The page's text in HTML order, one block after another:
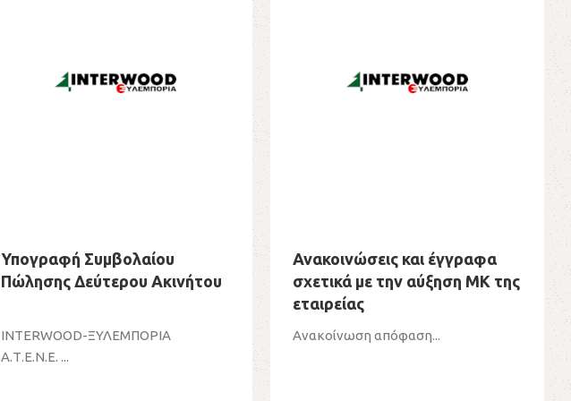
Υπογραφή Συμβολαίου
Πώλησης Δεύτερου Ακινήτου
INTERWOOD-ΞΥΛΕΜΠΟΡΙΑ
Α.Τ.Ε.Ν.Ε. ...
Ανακοινώσεις και έγγραφα
σχετικά με την αύξηση ΜΚ της
εταιρείας
Ανακοίνωση απόφαση...